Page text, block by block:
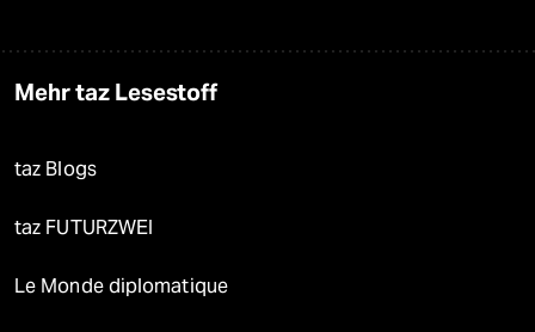
Mehr taz Lesestoff
taz Blogs
taz FUTURZWEI
Le Monde diplomatique